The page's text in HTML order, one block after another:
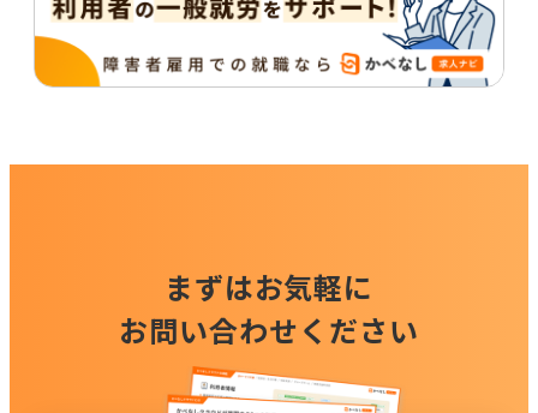
まずはお気軽に
お問い合わせください